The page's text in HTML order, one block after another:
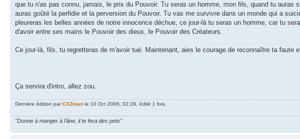
que tu n'as pas connu, jamais, le prix du Pouvoir. Tu seras un homme, mon fils, quand tu auras
auras goûté la perfidie et la perversion du Pouvoir. Tu vas me survivre dans un monde qui a
pleureras les belles années de notre innocence déchue, ce jour-là tu seras un homme, car tu
d'avoir entre ses mains le Pouvoir des dieux, le Pouvoir des Créateurs.
Ce jour-là, fils, tu regretteras de m'avoir tué. Maintenant, aies le courage de reconnaître ta faute
Ça servira d'intro, allez zou.
Dernière édition parCXZman le 10 Oct 2006, 02:29, édité 1 fois.
"Donne à manger à l'âne, il te fera des pets"